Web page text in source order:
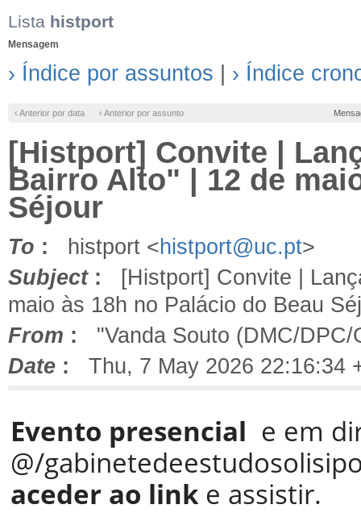
Lista histport
Mensagem
› Índice por assuntos › Índice
‹ Anterior por data ‹ Anterior por assunto
[Histport] Convite |
Bairro Alto" | 12 de
Séjour
To : histport <histport@uc.pt>
Subject: [Histport] Convite |
maio às 18h no Palácio do Beau
From : "Vanda Souto (DMC/DPC/
Date : Thu, 7 May 2026 22:16:34
Evento presencial e em
@/
aceder ao linke assistir.